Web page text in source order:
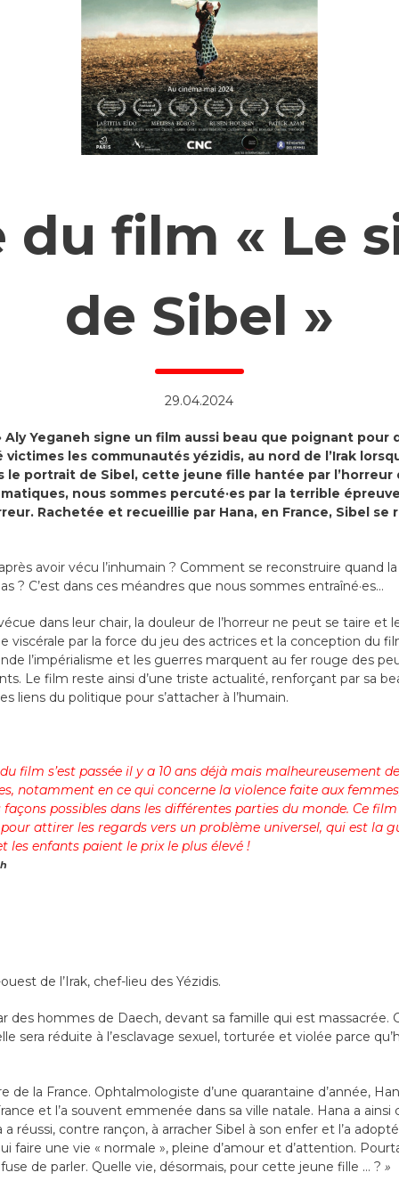
du film « Le
de Sibel »
29.04.2024
Aly Yeganeh signe un film aussi beau que poignant pour
les communautés yézidis, au nord de l’Irak
portrait de Sibel, cette jeune fille hantée par l’horreur
nous sommes percuté·es par la terrible
Rachetée et recueillie par Hana, en France, Sibel se
avoir vécu l’inhumain ? Comment se reconstruire quand
? C’est dans ces méandres que nous sommes entraîné·es…
dans leur chair, la douleur de l’horreur ne peut se taire et
viscérale par la force du jeu des actrices et la conception du
l’impérialisme et les guerres marquent au fer rouge des
Le film reste ainsi d’une triste actualité, renforçant par sa
liens du politique pour s’attacher à l’humain.
film s’est passée il y a 10 ans déjà mais malheureusement
notamment en ce qui concerne la violence faite aux
possibles dans les différentes parties du monde. Ce film
attirer les regards vers un problème universel, qui est la
les enfants paient le prix le plus élevé !
de l’Irak, chef-lieu des Yézidis.
des hommes de Daech, devant sa famille qui est massacrée.
sera réduite à l’esclavage sexuel, torturée et violée parce
la France. Ophtalmologiste d’une quarantaine d’année,
et l’a souvent emmenée dans sa ville natale. Hana a ainsi
réussi, contre rançon, à arracher Sibel à son enfer et l’a
faire une vie « normale », pleine d’amour et d’attention.
de parler. Quelle vie, désormais, pour cette jeune fille … ? »